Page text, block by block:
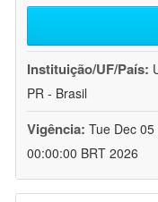
Instituição/UF/País:
PR - Brasil
Vigência: Tue Dec
00:00:00 BRT 2026